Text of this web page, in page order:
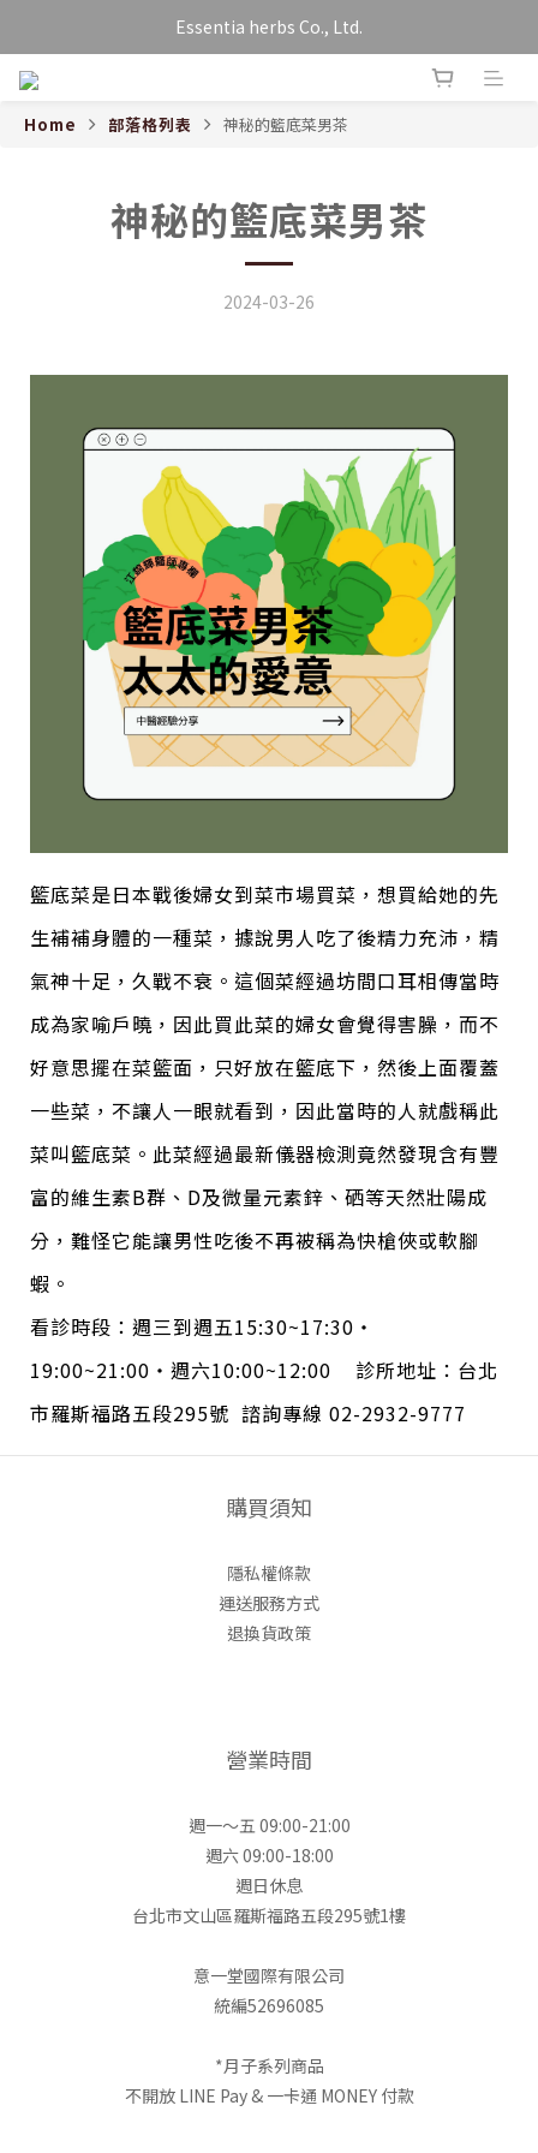
Essentia herbs Co., Ltd.
Home 部落格列表 神秘的籃底菜男茶
神秘的籃底菜男茶
2024-03-26
籃底菜是日本戰後婦女到菜市場買菜，想買給她的先
生補補身體的一種菜，據說男人吃了後精力充沛，精
氣神十足，久戰不衰。這個菜經過坊間口耳相傳當時
成為家喻戶曉，因此買此菜的婦女會覺得害臊，而不
好意思擺在菜籃面，只好放在籃底下，然後上面覆蓋
一些菜，不讓人一眼就看到，因此當時的人就戲稱此
菜叫籃底菜。此菜經過最新儀器檢測竟然發現含有豐
富的維生素B群、D及微量元素鋅、硒等天然壯陽成
分，難怪它能讓男性吃後不再被稱為快槍俠或軟腳
蝦。
看診時段：週三到週五15:30~17:30・
19:00~21:00・週六10:00~12:00 診所地址：台北
市羅斯福路五段295號 諮詢專線 02-2932-9777
購買須知
隱私權條款
運送服務方式
退換貨政策
營業時間
週一～五 09:00-21:00
週六 09:00-18:00
週日休息
台北市文山區羅斯福路五段295號1樓
意一堂國際有限公司
統編52696085
*月子系列商品
不開放 LINE Pay & 一卡通 MONEY 付款